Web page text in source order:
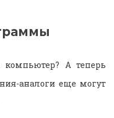
А теперь
аналоги еще могут